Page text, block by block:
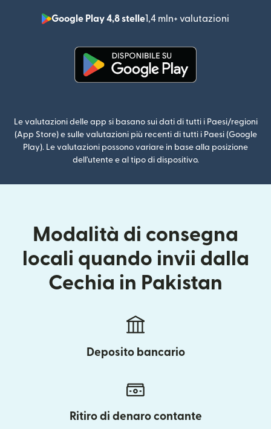
Google Play 4,8 stelle1,4 mln+ valutazioni
Le valutazioni delle app si basano sui dati di tutti i Paesi/regioni
(App Store) e sulle valutazioni più recenti di tutti i Paesi (Google
Play). Le valutazioni possono variare in base alla posizione
dell'utente e al tipo di dispositivo.
Modalità di consegna
locali quando invii dalla
Cechia in Pakistan
Deposito bancario
Ritiro di denaro contante